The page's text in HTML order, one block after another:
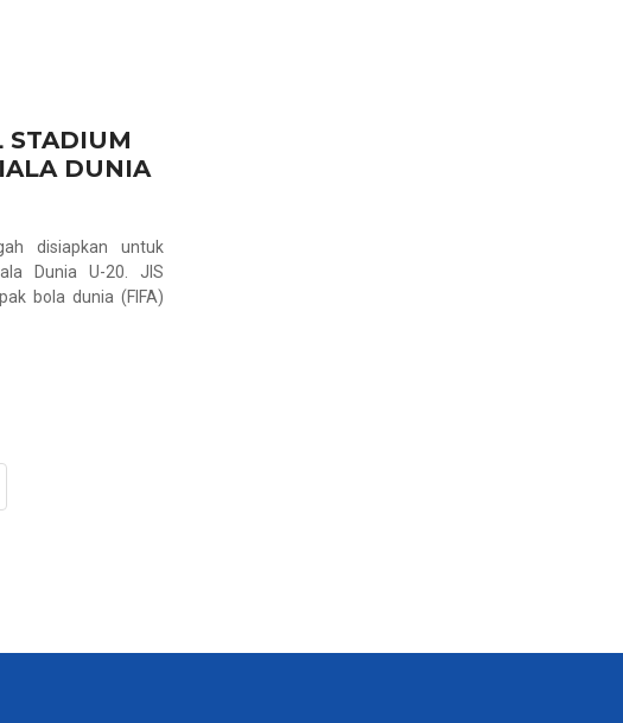
STADIUM
DUNIA
disiapkan untuk
Dunia U-20. JIS
bola dunia (FIFA)